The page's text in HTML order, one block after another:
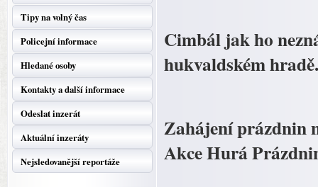
Tipy na volný čas
Policejní informace
Hledané osoby
Kontakty a další informace
Odeslat inzerát
Aktuální inzeráty
Nejsledovanější reportáže
Cimbál jak ho
hukvaldském hradě.
Zahájení prázdnin
Akce Hurá